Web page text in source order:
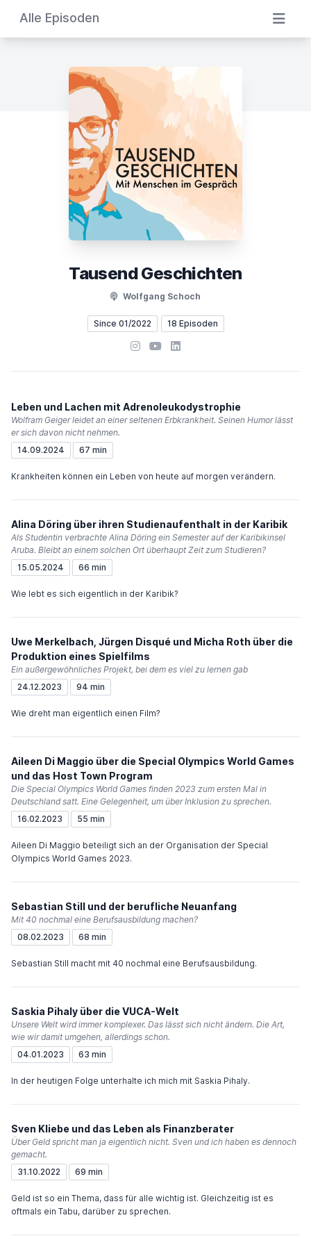
Alle Episoden
Tausend Geschichten
Wolfgang Schoch
Since 01/2022 18 Episoden
Instagram
YouTubeLinkedIn
Leben und Lachen mit Adrenoleukodystrophie
Wolfram Geiger leidet an einer seltenen Erbkrankheit. Seinen Humor lässt
er sich davon nicht nehmen.
14.09.2024
67 min
Krankheiten können ein Leben von heute auf morgen verändern.
Alina Döring über ihren Studienaufenthalt in der Karibik
Als Studentin verbrachte Alina Döring ein Semester auf der Karibikinsel
Aruba. Bleibt an einem solchen Ort überhaupt Zeit zum Studieren?
15.05.2024
66 min
Wie lebt es sich eigentlich in der Karibik?
Uwe Merkelbach, Jürgen Disqué und Micha Roth über die
Produktion eines Spielfilms
Ein außergewöhnliches Projekt, bei dem es viel zu lernen gab
24.12.2023
94 min
Wie dreht man eigentlich einen Film?
Aileen Di Maggio über die Special Olympics World Games
und das Host Town Program
Die Special Olympics World Games finden 2023 zum ersten Mal in
Deutschland satt. Eine Gelegenheit, um über Inklusion zu sprechen.
16.02.2023
55 min
Aileen Di Maggio beteiligt sich an der Organisation der Special
Olympics World Games 2023.
Sebastian Still und der berufliche Neuanfang
Mit 40 nochmal eine Berufsausbildung machen?
08.02.2023
68 min
Sebastian Still macht mit 40 nochmal eine Berufsausbildung.
Saskia Pihaly über die VUCA-Welt
Unsere Welt wird immer komplexer. Das lässt sich nicht ändern. Die Art,
wie wir damit umgehen, allerdings schon.
04.01.2023
63 min
In der heutigen Folge unterhalte ich mich mit Saskia Pihaly.
Sven Kliebe und das Leben als Finanzberater
Über Geld spricht man ja eigentlich nicht. Sven und ich haben es dennoch
gemacht.
31.10.2022
69 min
Geld ist so ein Thema, dass für alle wichtig ist. Gleichzeitig ist es
oftmals ein Tabu, darüber zu sprechen.